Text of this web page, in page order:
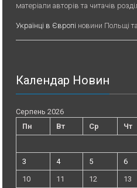
матеріали авторів та читачів
Українці в Європі новини Польщі
Календар Новин
Серпень 2026
Пн
Вт Ср Чт
3
4 5 6
10
11 12 13